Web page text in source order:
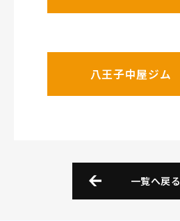
八王子中屋ジム
一覧へ戻る